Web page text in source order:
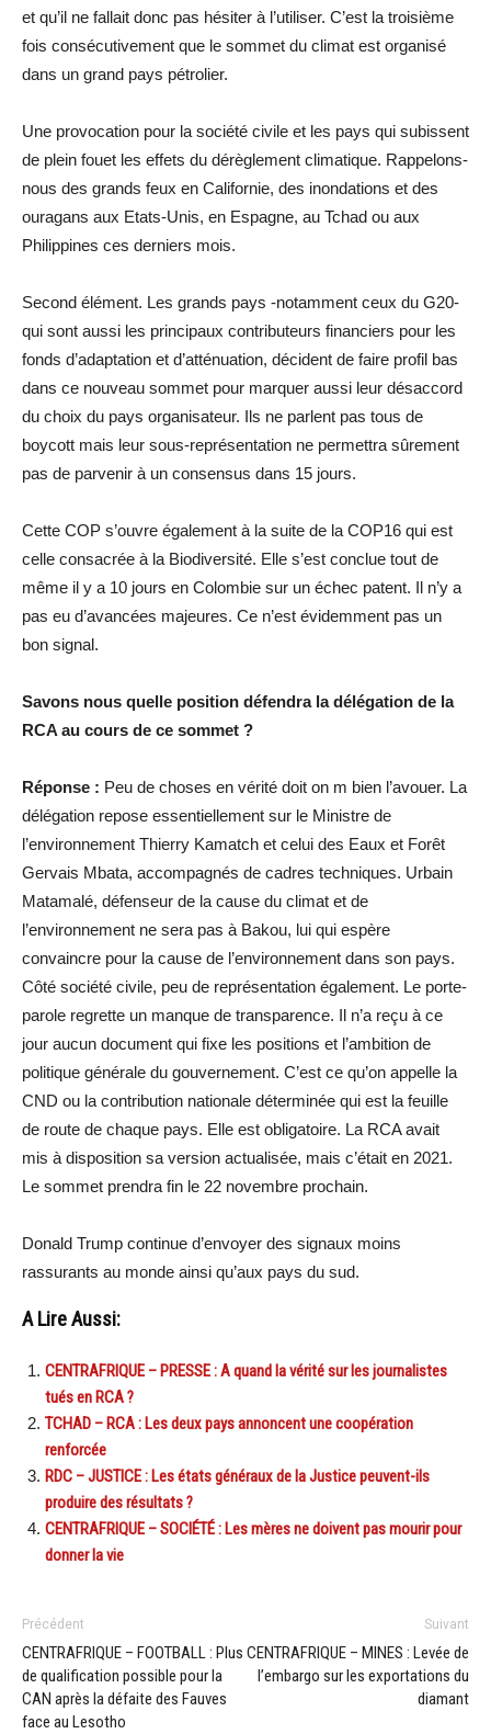
et qu’il ne fallait donc pas hésiter à l’utiliser. C’est la troisième
fois consécutivement que le sommet du climat est organisé
dans un grand pays pétrolier.
Une provocation pour la société civile et les pays qui subissent
de plein fouet les effets du dérèglement climatique. Rappelons-
nous des grands feux en Californie, des inondations et des
ouragans aux Etats-Unis, en Espagne, au Tchad ou aux
Philippines ces derniers mois.
Second élément. Les grands pays -notamment ceux du G20-
qui sont aussi les principaux contributeurs financiers pour les
fonds d’adaptation et d’atténuation, décident de faire profil bas
dans ce nouveau sommet pour marquer aussi leur désaccord
du choix du pays organisateur. Ils ne parlent pas tous de
boycott mais leur sous-représentation ne permettra sûrement
pas de parvenir à un consensus dans 15 jours.
Cette COP s’ouvre également à la suite de la COP16 qui est
celle consacrée à la Biodiversité. Elle s’est conclue tout de
même il y a 10 jours en Colombie sur un échec patent. Il n’y a
pas eu d’avancées majeures. Ce n’est évidemment pas un
bon signal.
Savons nous quelle position défendra la délégation de la
RCA au cours de ce sommet ?
Réponse : Peu de choses en vérité doit on m bien l’avouer. La
délégation repose essentiellement sur le Ministre de
l’environnement Thierry Kamatch et celui des Eaux et Forêt
Gervais Mbata, accompagnés de cadres techniques. Urbain
Matamalé, défenseur de la cause du climat et de
l’environnement ne sera pas à Bakou, lui qui espère
convaincre pour la cause de l’environnement dans son pays.
Côté société civile, peu de représentation également. Le porte-
parole regrette un manque de transparence. Il n’a reçu à ce
jour aucun document qui fixe les positions et l’ambition de
politique générale du gouvernement. C’est ce qu’on appelle la
CND ou la contribution nationale déterminée qui est la feuille
de route de chaque pays. Elle est obligatoire. La RCA avait
mis à disposition sa version actualisée, mais c’était en 2021.
Le sommet prendra fin le 22 novembre prochain.
Donald Trump continue d’envoyer des signaux moins
rassurants au monde ainsi qu’aux pays du sud.
A Lire Aussi:
CENTRAFRIQUE – PRESSE : A quand la vérité sur les journalistes
tués en RCA ?
TCHAD – RCA : Les deux pays annoncent une coopération
renforcée
RDC – JUSTICE : Les états généraux de la Justice peuvent-ils
produire des résultats ?
CENTRAFRIQUE – SOCIÉTÉ : Les mères ne doivent pas mourir pour
donner la vie
Précédent
CENTRAFRIQUE – FOOTBALL : Plus
de qualification possible pour la
CAN après la défaite des Fauves
face au Lesotho
Suivant
CENTRAFRIQUE – MINES : Levée de
l’embargo sur les exportations du
diamant